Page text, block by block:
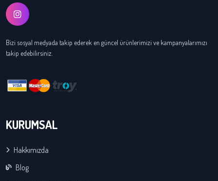
Bizi sosyal medyada takip ederek en güncel ürünlerimizi ve kampanyalarımızı
takip edebilirsiniz.
KURUMSAL
Hakkımızda
Blog